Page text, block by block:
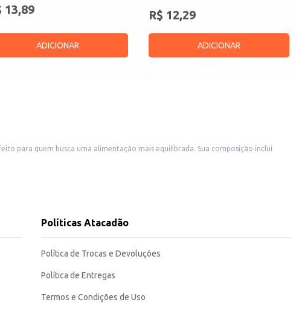
13,89
ADICIONAR
R$ 12,29
ADICIONAR
para quem busca uma alimentação mais equilibrada. Sua composição inclui
para o consumo individual ou familiar.
Políticas Atacadão
Política de Trocas e Devoluções
Política de Entregas
Termos e Condições de Uso